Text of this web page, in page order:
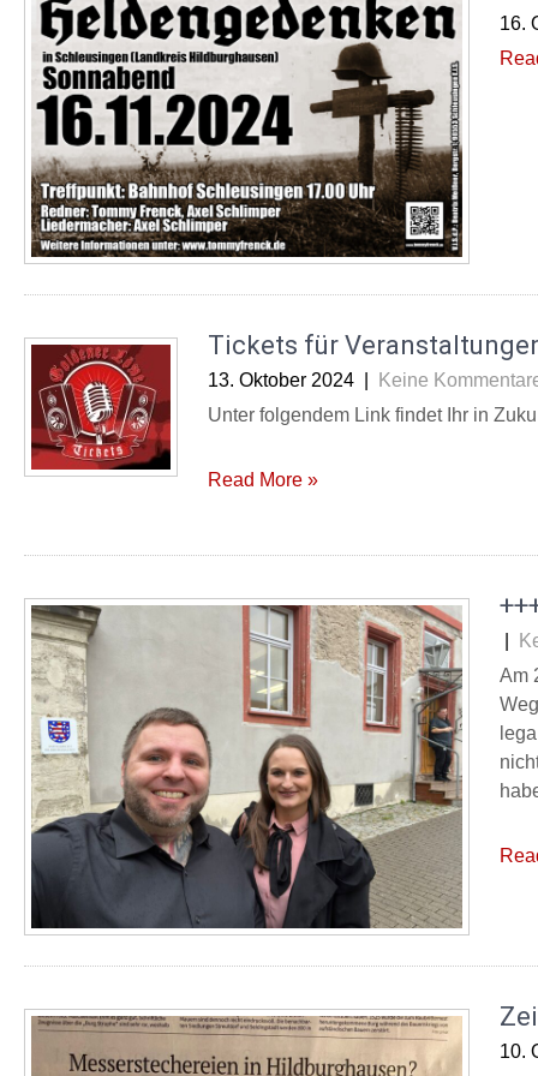
16.
Tickets für
13. Oktober 2024
Keine
Unter folgendem Link findet Ihr in
Read More »
Am
10.